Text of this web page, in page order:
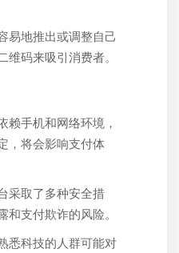
易地推出或调整自己
维码来吸引消费者。
赖手机和网络环境，
，将会影响支付体
采取了多种安全措
和支付欺诈的风险。
悉科技的人群可能对